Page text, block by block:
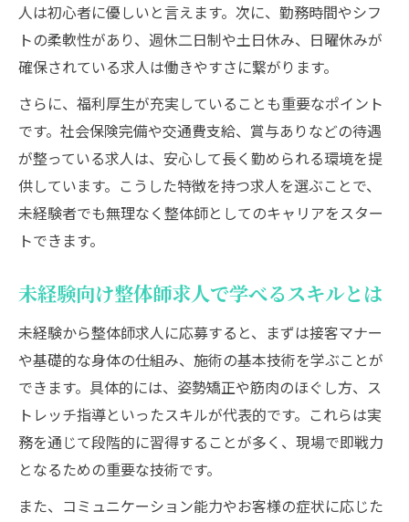
人は初心者に優しいと言えます。次に、勤務時間やシフ
トの柔軟性があり、週休二日制や土日休み、日曜休みが
確保されている求人は働きやすさに繋がります。
さらに、福利厚生が充実していることも重要なポイント
です。社会保険完備や交通費支給、賞与ありなどの待遇
が整っている求人は、安心して長く勤められる環境を提
供しています。こうした特徴を持つ求人を選ぶことで、
未経験者でも無理なく整体師としてのキャリアをスター
トできます。
未経験向け整体師求人で学べるスキルとは
未経験から整体師求人に応募すると、まずは接客マナー
や基礎的な身体の仕組み、施術の基本技術を学ぶことが
できます。具体的には、姿勢矯正や筋肉のほぐし方、ス
トレッチ指導といったスキルが代表的です。これらは実
務を通じて段階的に習得することが多く、現場で即戦力
となるための重要な技術です。
また、コミュニケーション能力やお客様の症状に応じた